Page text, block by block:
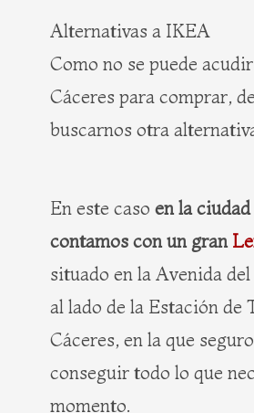
Alternativas a IKEA
Como no se puede
Cáceres para comprar,
buscarnos otra
En este caso en la
contamos con un gran
situado en la Avenida
al lado de la Estación de
Cáceres, en la que
conseguir todo lo que
momento.